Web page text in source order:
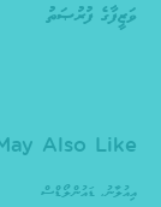
ވަޒީފާގެ ފުރުޞަތު
Also Like
އިއުލާނު, ޑައުންލޯޑްސް